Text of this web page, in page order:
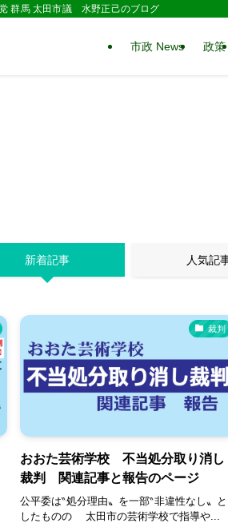
群馬 太田市議 水野正己のブログ
市政 News 政策
新着記事 人気記
裁判
おおた芸術学校 不当処分取り消し
裁判 関連記事と報告のページ
公平委は‶処分理由〟を一部‶非違性なし〟と
したものの 太田市の芸術学校で指導や...